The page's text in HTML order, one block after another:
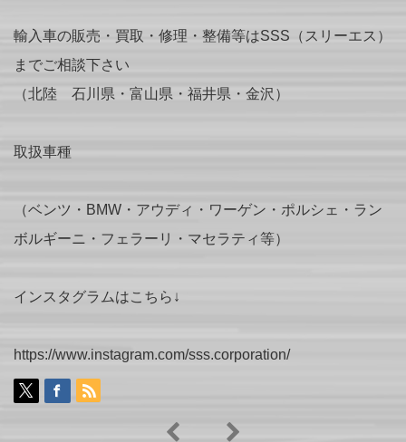
輸入車の販売・買取・修理・整備等はSSS（スリーエス）
までご相談下さい
（北陸 石川県・富山県・福井県・金沢）
取扱車種
（ベンツ・BMW・アウディ・ワーゲン・ポルシェ・ラン
ボルギーニ・フェラーリ・マセラティ等）
インスタグラムはこちら↓
https://www.instagram.com/sss.corporation/